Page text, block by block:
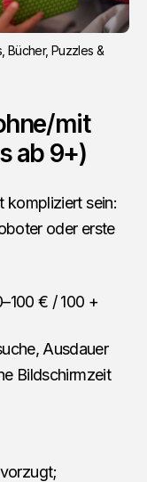
Bücher, Puzzles &
mit
ab 9+)
kompliziert sein:
oder erste
€ / 100 +
Ausdauer
Bildschirmzeit